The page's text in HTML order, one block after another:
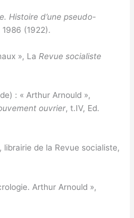
Histoire d’une pseudo-
(1922).
», La Revue socialiste
: « Arthur Arnould »,
ouvrier, t.IV, Ed.
, librairie de la Revue socialiste,
Arthur Arnould »,